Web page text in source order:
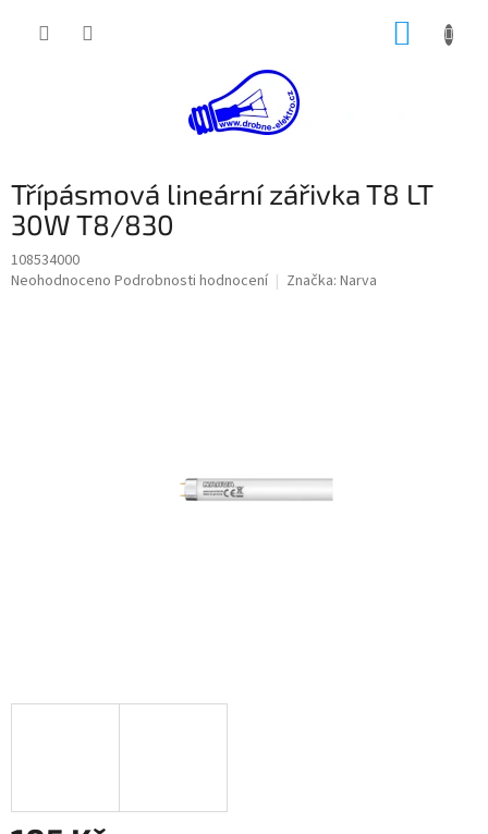
Třípásmová lineární zářivka T8 LT
30W T8/830
108534000
Průměrné
Neohodnoceno Podrobnosti hodnocení Značka: Narva